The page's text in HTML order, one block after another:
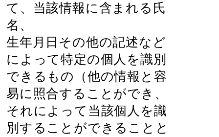
て、当該情報に含まれる氏
名、
生年月日その他の記述など
によって特定の個人を識別
できるもの（他の情報と容
易に照合することができ、
それによって当該個人を識
別することができることと